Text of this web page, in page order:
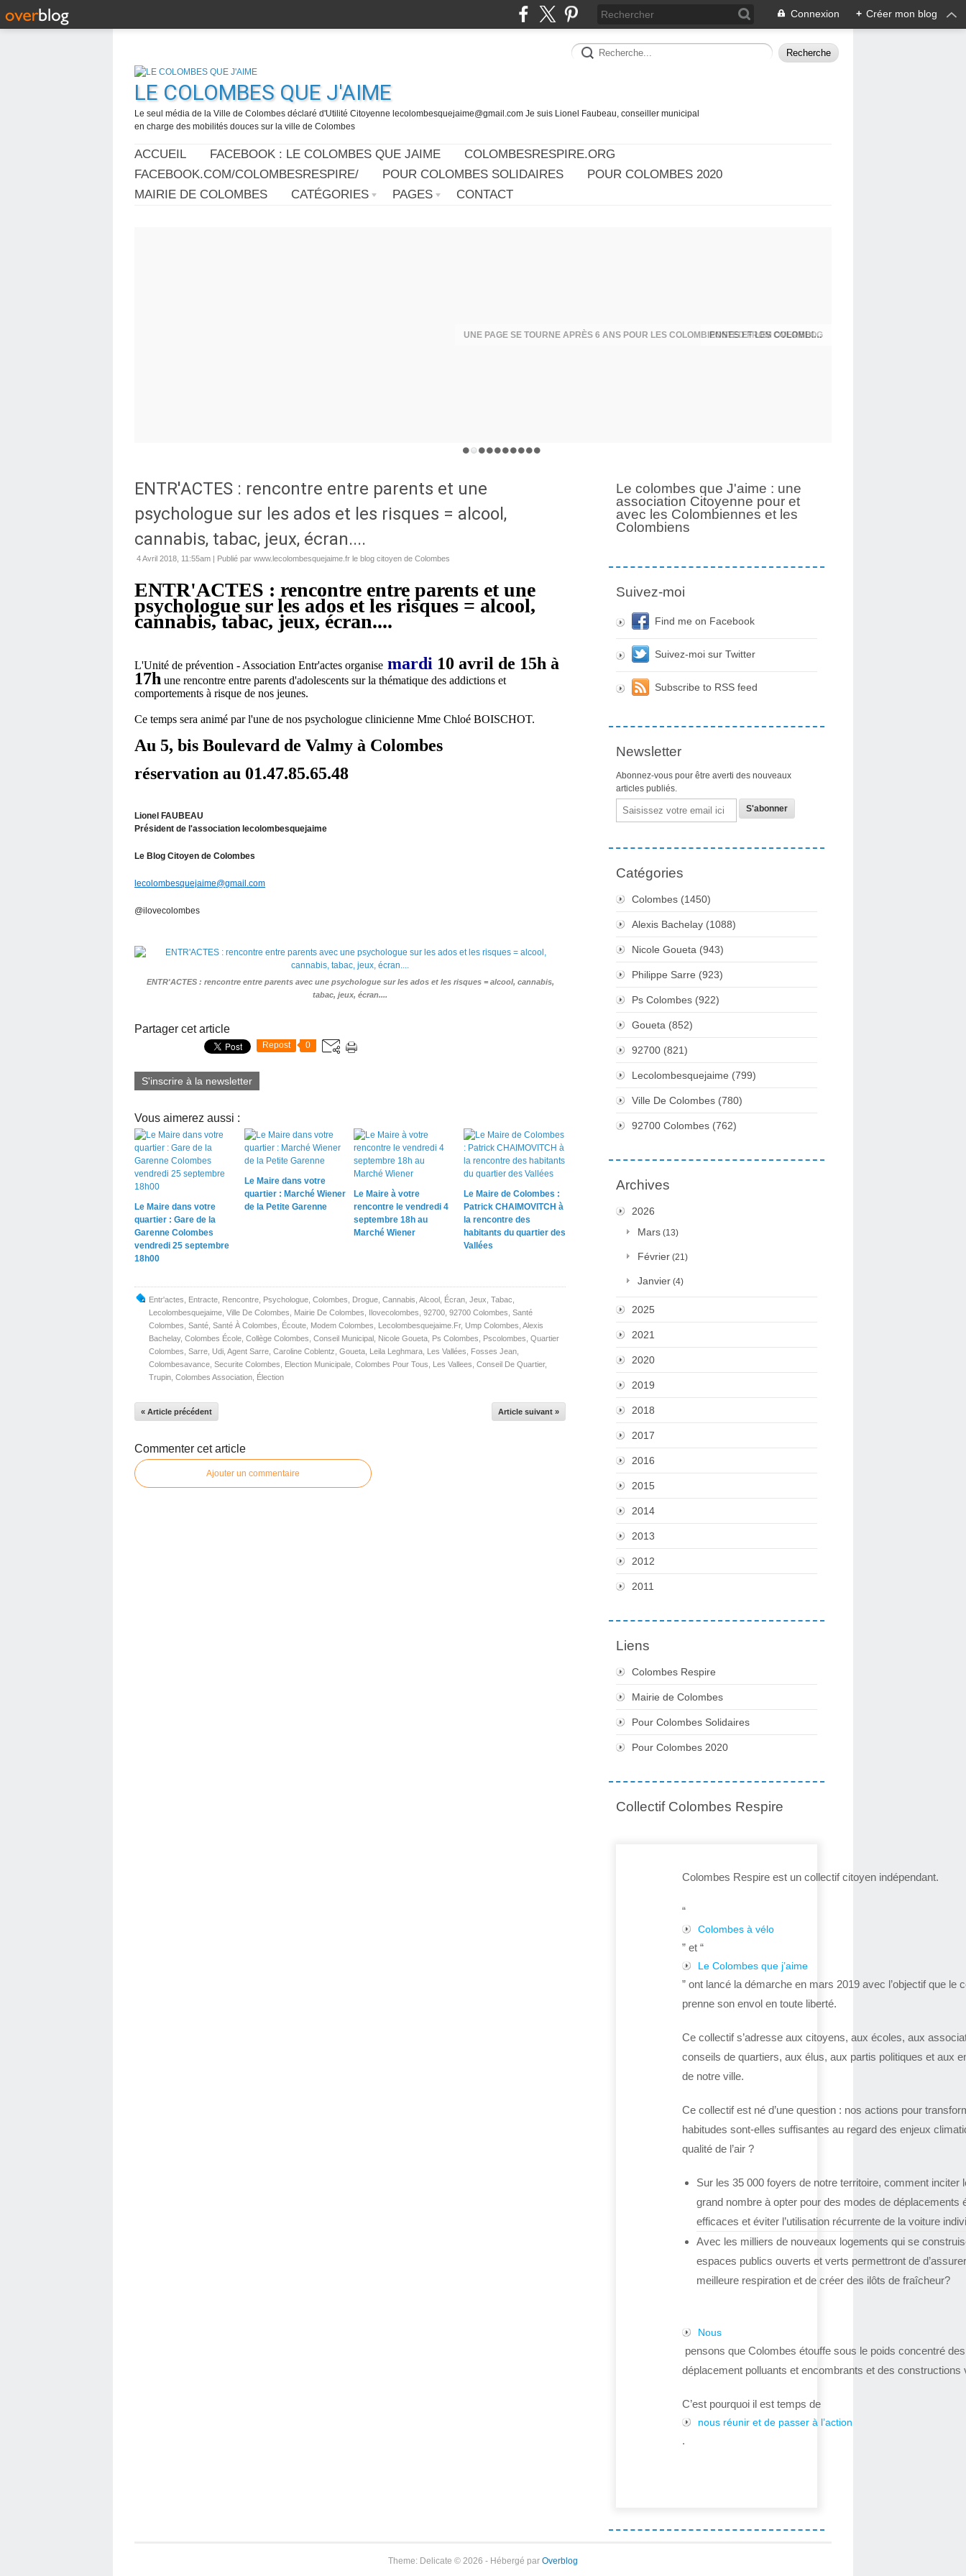
Connexion + Créer mon blog
LE COLOMBES QUE J'AIME
Le seul média de la Ville de Colombes déclaré d'Utilité Citoyenne lecolombesquejaime@gmail.com Je suis Lionel Faubeau, conseiller municipal
en charge des mobilités douces sur la ville de Colombes
ACCUEIL FACEBOOK : LE COLOMBES QUE JAIME
COLOMBESRESPIRE.ORG
FACEBOOK.COM/COLOMBESRESPIRE/
POUR COLOMBES SOLIDAIRES
POUR COLOMBES 2020
MAIRIE DE COLOMBES
CATÉGORIES PAGES CONTACT
UNE PAGE SE TOURNE APRÈS 6 ANS POUR LES COLOMBIENNES ET LES COLOMBIENS
ENTR'ACTES : rencontre entre parents et une
psychologue sur les ados et les risques = alcool,
cannabis, tabac, jeux, écran....
4 Avril 2018, 11:55am | Publié par www.lecolombesquejaime.fr le blog citoyen de Colombes
ENTR'ACTES : rencontre entre parents et une
psychologue sur les ados et les risques = alcool,
cannabis, tabac, jeux, écran....
L'Unité de prévention - Association Entr'actes organise mardi 10 avril de 15h à
17h une rencontre entre parents d'adolescents sur la thématique des addictions et
comportements à risque de nos jeunes.
Ce temps sera animé par l'une de nos psychologue clinicienne Mme Chloé BOISCHOT.
Au 5, bis Boulevard de Valmy à Colombes
réservation au 01.47.85.65.48
Lionel FAUBEAU
Président de l'association lecolombesquejaime
Le Blog Citoyen de Colombes
lecolombesquejaime@gmail.com
@ilovecolombes
ENTR'ACTES : rencontre entre parents avec une psychologue sur les ados et les risques = alcool, cannabis,
tabac, jeux, écran....
Partager cet article
Repost 0
S'inscrire à la newsletter
Vous aimerez aussi :
Le Maire dans votre
quartier : Gare de la
Garenne Colombes
vendredi 25 septembre
18h00
Le Maire dans votre
quartier : Marché Wiener
de la Petite Garenne
Le Maire à votre
rencontre le vendredi 4
septembre 18h au
Marché Wiener
Le Maire de Colombes :
Patrick CHAIMOVITCH à
la rencontre des
habitants du quartier des
Vallées
Entr'actes Entracte Rencontre Psychologue Colombes Drogue Cannabis Alcool Écran Jeux Tabac
Lecolombesquejaime Ville De Colombes Mairie De Colombes Ilovecolombes 92700 92700 Colombes Santé
Colombes Santé Santé À Colombes Écoute Modem Colombes Lecolombesquejaime.fr, Ump Colombes Alexis
Bachelay, Colombes École Collège Colombes Conseil Municipal Nicole Goueta Ps Colombes Pscolombes Quartier
Colombes Sarre Udi Agent Sarre Caroline Coblentz Goueta Leila Leghmara Les Vallées Fosses Jean
Colombesavance Securite Colombes Election Municipale Colombes Pour Tous Les Vallees Conseil De Quartier,
Trupin Colombes Association Élection
« Article précédent Article suivant »
Commenter cet article
Ajouter un commentaire
Le colombes que J'aime : une
association Citoyenne pour et
avec les Colombiennes et les
Colombiens
Suivez-moi
Find me on Facebook
Suivez-moi sur Twitter
Subscribe to RSS feed
Newsletter
Abonnez-vous pour être averti des nouveaux
articles publiés.
Email
Catégories
Colombes (1450)
Alexis Bachelay (1088)
Nicole Goueta (943)
Philippe Sarre (923)
Ps Colombes (922)
Goueta (852)
92700 (821)
Lecolombesquejaime (799)
Ville De Colombes (780)
92700 Colombes (762)
Archives
2026
Mars (13)
Février (21)
Janvier (4)
2025
2021
2020
2019
2018
2017
2016
2015
2014
2013
2012
2011
Liens
Colombes Respire
Mairie de Colombes
Pour Colombes Solidaires
Pour Colombes 2020
Collectif Colombes Respire
Colombes Respire est un collectif citoyen indépendant.
“
Colombes à vélo
” et “
Le Colombes que j’aime
” ont lancé la démarche en mars 2019 avec l’objectif que le
prenne son envol en toute liberté.
Ce collectif s’adresse aux citoyens, aux écoles, aux
conseils de quartiers, aux élus, aux partis politiques et aux
de notre ville.
Ce collectif est né d’une question : nos actions pour
habitudes sont-elles suffisantes au regard des enjeux
qualité de l’air ?
Sur les 35 000 foyers de notre territoire, comment inciter
grand nombre à opter pour des modes de déplacements
efficaces et éviter l’utilisation récurrente de la voiture
Avec les milliers de nouveaux logements qui se
espaces publics ouverts et verts permettront de
meilleure respiration et de créer des ilôts de fraîcheur?
Nous
pensons que Colombes étouffe sous le poids concentré
déplacement polluants et encombrants et des constructions
C’est pourquoi il est temps de
nous réunir et de passer à l’action
.
Theme: Delicate © 2026 - Hébergé par Overblog